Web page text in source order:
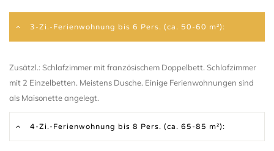
3-Zi.-Ferienwohnung bis 6 Pers. (ca. 50-60 m²):
Zusätzl.: Schlafzimmer mit französischem Doppelbett. Schlafzimmer
mit 2 Einzelbetten. Meistens Dusche. Einige Ferienwohnungen sind
als Maisonette angelegt.
4-Zi.-Ferienwohnung bis 8 Pers. (ca. 65-85 m²):